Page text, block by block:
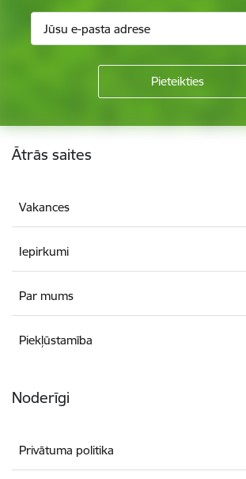
Kājene
Ātrās saites
Vakances
Iepirkumi
Par mums
Piekļūstamība
Noderīgi
Privātuma politika